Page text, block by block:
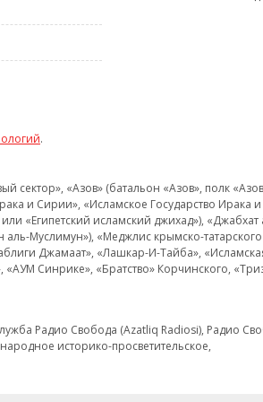
.
«Азов» (батальон «Азов», полк
и Сирии», «Исламское Государство Ирака и
«Египетский исламский джихад»), «Джабхат
Муслимун»), «Меджлис крымско-татарского
Джамаат», «Лашкар-И-Тайба»,
Синрике», «Братство» Корчинского,
Радио Свобода (Azatliq Radiosi), Радио
историко-просветительское,